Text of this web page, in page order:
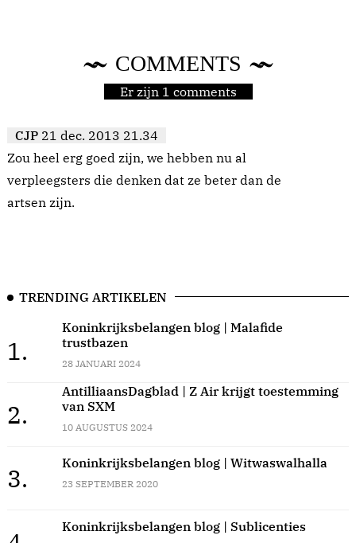
COMMENTS
Er zijn 1 comments
CJP 21 dec. 2013 21.34
Zou heel erg goed zijn, we hebben nu al
verpleegsters die denken dat ze beter dan de
artsen zijn.
TRENDING ARTIKELEN
1.
Koninkrijksbelangen blog | Malafide
trustbazen
28 JANUARI 2024
2.
AntilliaansDagblad | Z Air krijgt toestemming
van SXM
10 AUGUSTUS 2024
3.
Koninkrijksbelangen blog | Witwaswalhalla
23 SEPTEMBER 2020
Koninkrijksbelangen blog | Sublicenties